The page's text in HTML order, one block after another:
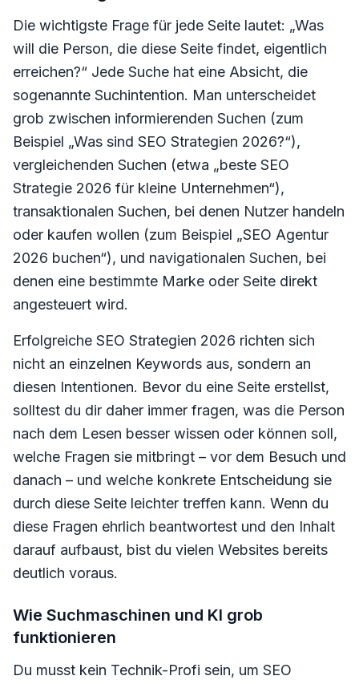
Die wichtigste Frage für jede Seite lautet: „Was
will die Person, die diese Seite findet, eigentlich
erreichen?“ Jede Suche hat eine Absicht, die
sogenannte Suchintention. Man unterscheidet
grob zwischen informierenden Suchen (zum
Beispiel „Was sind SEO Strategien 2026?“),
vergleichenden Suchen (etwa „beste SEO
Strategie 2026 für kleine Unternehmen“),
transaktionalen Suchen, bei denen Nutzer handeln
oder kaufen wollen (zum Beispiel „SEO Agentur
2026 buchen“), und navigationalen Suchen, bei
denen eine bestimmte Marke oder Seite direkt
angesteuert wird.
Erfolgreiche SEO Strategien 2026 richten sich
nicht an einzelnen Keywords aus, sondern an
diesen Intentionen. Bevor du eine Seite erstellst,
solltest du dir daher immer fragen, was die Person
nach dem Lesen besser wissen oder können soll,
welche Fragen sie mitbringt – vor dem Besuch und
danach – und welche konkrete Entscheidung sie
durch diese Seite leichter treffen kann. Wenn du
diese Fragen ehrlich beantwortest und den Inhalt
darauf aufbaust, bist du vielen Websites bereits
deutlich voraus.
Wie Suchmaschinen und KI grob
funktionieren
Du musst kein Technik-Profi sein, um SEO